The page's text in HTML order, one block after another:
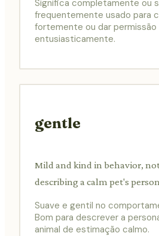
Significa completamente ou
frequentemente usado para
fortemente ou dar permissão
entusiasticamente.
gentle
Mild and kind in behavior,
describing a calm pet's
Suave e gentil no
Bom para descrever a
animal de estimação calmo.